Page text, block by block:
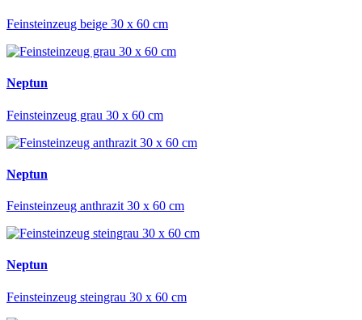
Feinsteinzeug beige 30 x 60 cm
Neptun
Feinsteinzeug grau 30 x 60 cm
Neptun
Feinsteinzeug anthrazit 30 x 60 cm
Neptun
Feinsteinzeug steingrau 30 x 60 cm